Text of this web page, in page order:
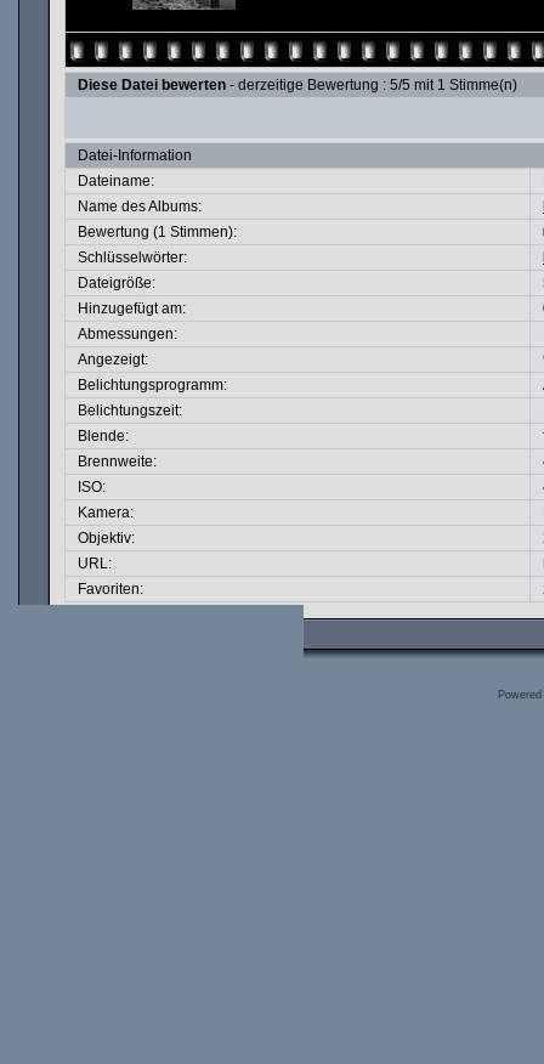
Diese Datei bewerten - derzeitige Bewertung : 5/5 mit 1 Stimme(n)
Datei-Information
Dateiname:
Name des Albums:
Bewertung (1 Stimmen):
Schlüsselwörter:
Dateigröße:
Hinzugefügt am:
Abmessungen:
Angezeigt:
Belichtungsprogramm:
Belichtungszeit:
Blende:
Brennweite:
ISO:
Kamera:
Objektiv:
URL:
Favoriten: